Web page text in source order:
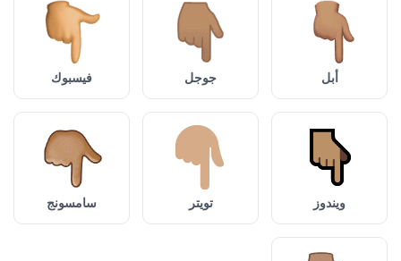
أبل جوجل فيسبوك
ويندوز تويتر سامسونج